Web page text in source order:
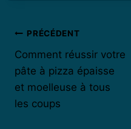
Navigation
de
l’article
PRÉCÉDENT
Comment réussir votre
pâte à pizza épaisse
et moelleuse à tous
les coups